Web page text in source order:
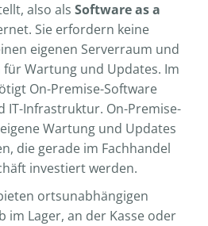
also als Software as a
Sie erfordern keine
eigenen Serverraum und
für Wartung und Updates. Im
On-Premise-Software
IT-Infrastruktur. On-Premise-
Wartung und Updates
die gerade im Fachhandel
investiert werden.
ortsunabhängigen
im Lager, an der Kasse oder